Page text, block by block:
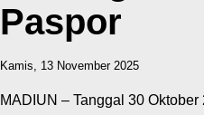
Paspor
Kamis, 13 November 2025
MADIUN – Tanggal 30